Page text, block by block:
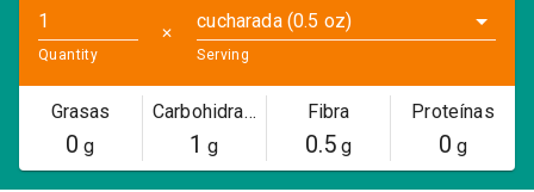
Quantity
✕
cucharada (0.5 oz)
Serving
Grasas
0 g
Carbohidratos
1 g
Fibra
0.5g
Proteínas
0 g